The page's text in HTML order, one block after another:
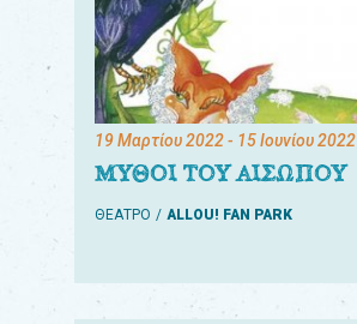
19 Μαρτίου 2022- 15 Ιουνίου 2022
ΜΥΘΟΙ ΤΟΥ ΑΙΣΩΠΟΥ
ΘΕΑΤΡΟ ALLOU! FAN PARK